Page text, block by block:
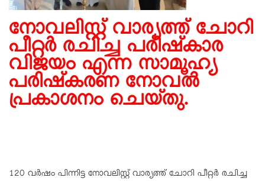
നോവലിസ്റ്റ് വാര്യത്ത് ചോറി
പീറ്റര്‍ രചിച്ച പരിഷ്‌കാര
വിജയം എന്ന സാമൂഹ്യ
പരിഷ്‌കരണ നോവല്‍
പ്രകാശനം ചെയ്തു.
120 വർഷം പിന്നിട്ട നോവലിസ്റ്റ് വാര്യത്ത് ചോറി പീറ്റർ രചിച്ച